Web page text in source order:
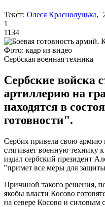
Текст: Олеся Краснолуцька,
1
1134
Фото: кадр из видео
Сербская военная техника
Сербские войска
артиллерию на
находятся в
готовности".
Сербия привела свою армию
стягивает военную технику
издал сербский президент
"примет все меры для
Причиной такого решения,
якобы власти Косово
на севере Косово и силовым